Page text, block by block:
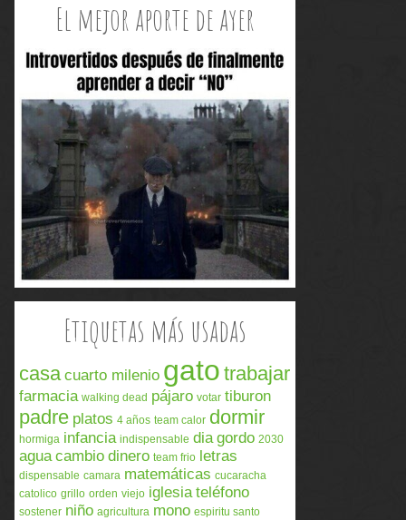
El mejor aporte de ayer
Etiquetas más usadas
casa cuarto milenio gato trabajar
farmacia walking dead pájaro votar tiburon
padre platos 4 años team calor dormir
hormiga infancia indispensable dia gordo 2030
agua cambio dinero team frio letras
dispensable camara matemáticas cucaracha
catolico grillo orden viejo iglesia teléfono
sostener niño agricultura mono espiritu santo